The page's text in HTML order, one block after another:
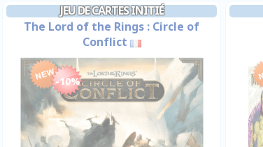
JEU DE CARTES INITIÉ
The Lord of the Rings : Circle of
Conflict
-10%